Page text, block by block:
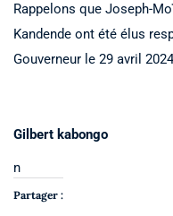
Rappelons que Joseph-
Kandende ont été élus
Gouverneur le 29 avril 2024
Gilbert kabongo
n
Partager :